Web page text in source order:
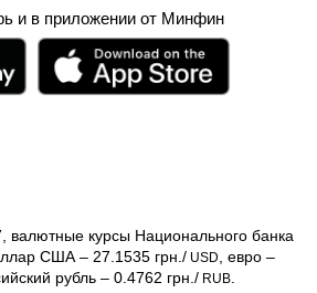
и в приложении от Минфин
валютные курсы Национального банка
США – 27.1535 грн./ USD
, евро –
рубль – 0.4762 грн./ RUB